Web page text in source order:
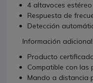
4 altavoces
Respuesta de
Detección
Información adicional:
Producto
Compatible con las
Mando a distancia